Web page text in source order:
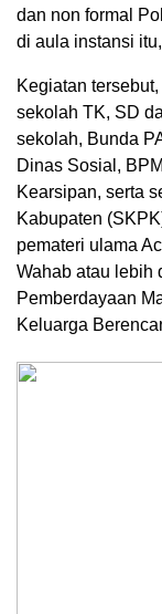
dan non formal
di aula instansi
Kegiatan
sekolah TK, SD
sekolah, Bunda
Dinas Sosial,
Kearsipan, serta
Kabupaten
pemateri ulama
Wahab atau lebih
Pemberdayaan
Keluarga